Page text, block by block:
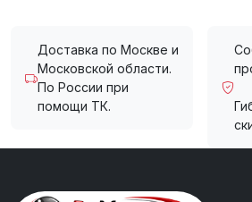
Доставка по Москве и
Московской области.
По России при
помощи ТК.